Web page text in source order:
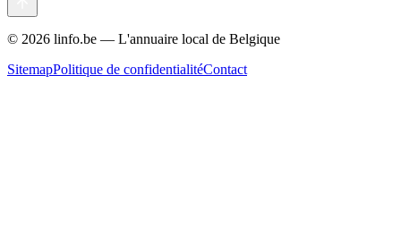
© 2026 linfo.be — L'annuaire local de Belgique
SitemapPolitique de confidentialitéContact